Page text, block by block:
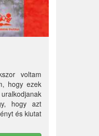
voltam
hogy ezek
hogy azt
és kiutat